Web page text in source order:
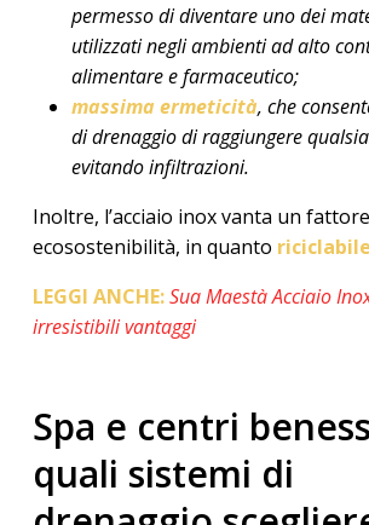
permesso di diventare uno dei
utilizzati negli ambienti ad alto
alimentare e farmaceutico;
massima ermeticità, che
di drenaggio di raggiungere
evitando infiltrazioni.
Inoltre, l’acciaio inox vanta un
ecosostenibilità, in quanto
LEGGI ANCHE:Sua Maestà Acciaio
irresistibili vantaggi
Spa e centri
quali sistemi di